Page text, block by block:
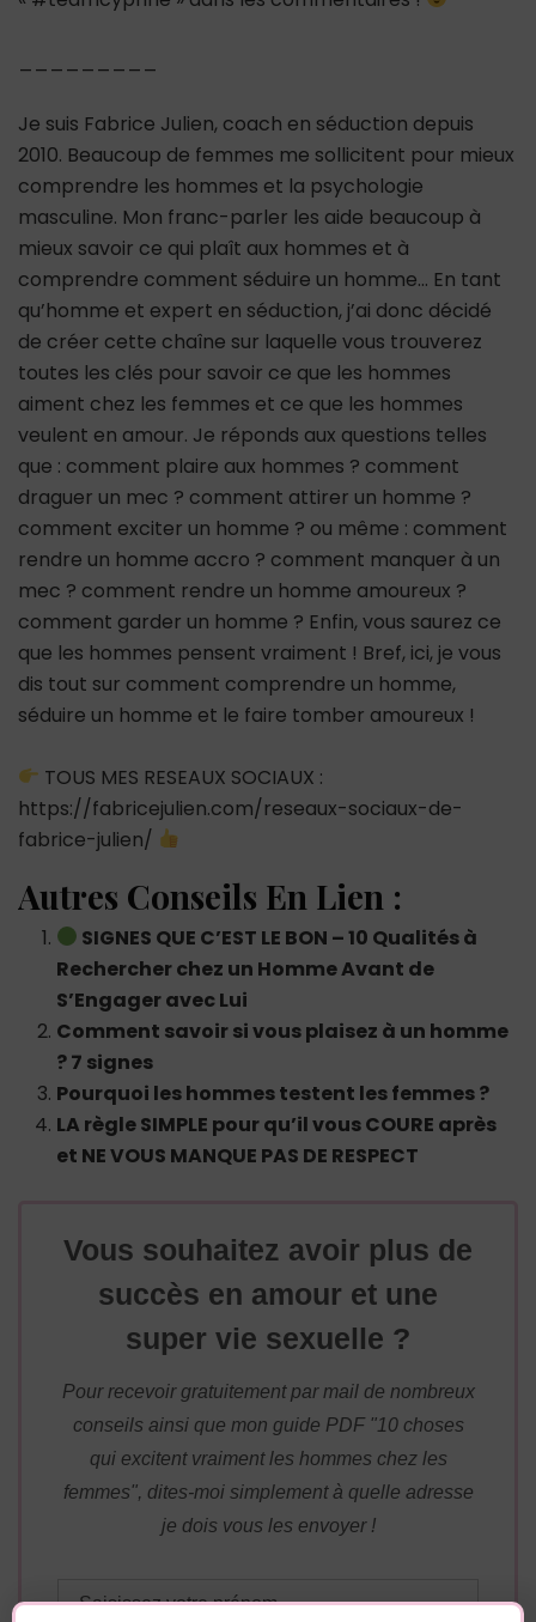
Je suis Fabrice Julien, coach en séduction depuis
2010. Beaucoup de femmes me sollicitent pour mieux
comprendre les hommes et la psychologie
masculine. Mon franc-parler les aide beaucoup à
mieux savoir ce qui plaît aux hommes et à
comprendre comment séduire un homme… En tant
qu’homme et expert en séduction, j’ai donc décidé
de créer cette chaîne sur laquelle vous trouverez
toutes les clés pour savoir ce que les hommes
aiment chez les femmes et ce que les hommes
veulent en amour. Je réponds aux questions telles
que : comment plaire aux hommes ? comment
draguer un mec ? comment attirer un homme ?
comment exciter un homme ? ou même : comment
rendre un homme accro ? comment manquer à un
mec ? comment rendre un homme amoureux ?
comment garder un homme ? Enfin, vous saurez ce
que les hommes pensent vraiment ! Bref, ici, je vous
dis tout sur comment comprendre un homme,
séduire un homme et le faire tomber amoureux !
TOUS MES RESEAUX SOCIAUX :
https://fabricejulien.com/reseaux-sociaux-de-
fabrice-julien/
Autres Conseils En Lien :
SIGNES QUE C’EST LE BON – 10 Qualités à
Rechercher chez un Homme Avant de
S’Engager avec Lui
Comment savoir si vous plaisez à un homme
? 7 signes
Pourquoi les hommes testent les femmes ?
LA règle SIMPLE pour qu’il vous COURE après
et NE VOUS MANQUE PAS DE RESPECT
Vous souhaitez avoir plus de
succès en amour et une
super vie sexuelle ?
Pour recevoir gratuitement par mail de nombreux
conseils ainsi que mon guide PDF "10 choses
qui excitent vraiment les hommes chez les
femmes", dites-moi simplement à quelle adresse
je dois vous les envoyer !